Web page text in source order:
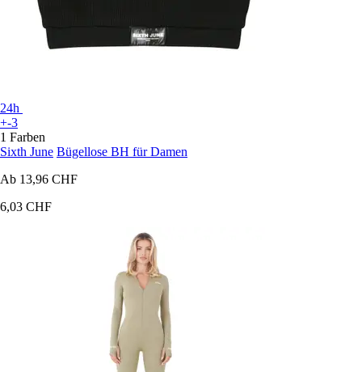
24h
+-3
1 Farben
Sixth June Bügellose BH für Damen
Ab 13,96 CHF
6,03 CHF